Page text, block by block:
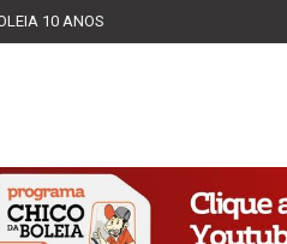
10 ANOS